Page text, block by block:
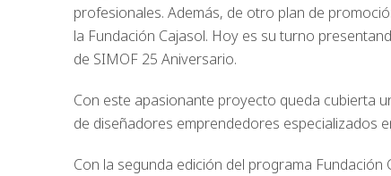
profesionales. Además, de otro plan de
la Fundación Cajasol. Hoy es su turno
de SIMOF 25 Aniversario.
Con este apasionante proyecto queda cubierta
de diseñadores emprendedores especializados
Con la segunda edición del programa